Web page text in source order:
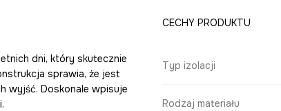
dni, który skutecznie
sprawia, że jest
wyjść. Doskonale wpisuje
CECHY PRODUKTU
Typ izolacji
Rodzaj materiału